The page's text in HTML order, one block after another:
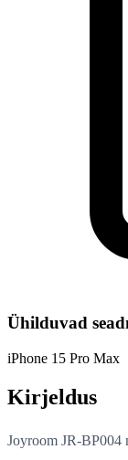
Ühilduvad
iPhone 15 Pro Max
Kirjeldus
Joyroom JR-BP004